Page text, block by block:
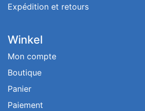
Expédition et retours
Winkel
Mon compte
Boutique
Panier
Paiement